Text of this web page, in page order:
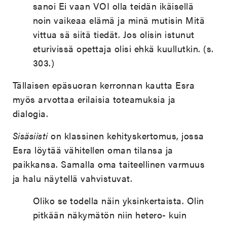
sanoi Ei vaan VOI olla teidän ikäisellä
noin vaikeaa elämä ja minä mutisin Mitä
vittua sä siitä tiedät. Jos olisin istunut
eturivissä opettaja olisi ehkä kuullutkin. (s.
303.)
Tällaisen epäsuoran kerronnan kautta Esra
myös arvottaa erilaisia toteamuksia ja
dialogia.
Sisäsiistion klassinen kehityskertomus, jossa
Esra löytää vähitellen oman tilansa ja
paikkansa. Samalla oma taiteellinen varmuus
ja halu näytellä vahvistuvat.
Oliko se todella näin yksinkertaista. Olin
pitkään näkymätön niin hetero- kuin